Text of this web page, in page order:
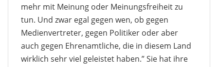
mehr mit Meinung oder Meinungsfreiheit zu
tun. Und zwar egal gegen wen, ob gegen
Medienvertreter, gegen Politiker oder aber
auch gegen Ehrenamtliche, die in diesem Land
wirklich sehr viel geleistet haben.” Sie hat ihre